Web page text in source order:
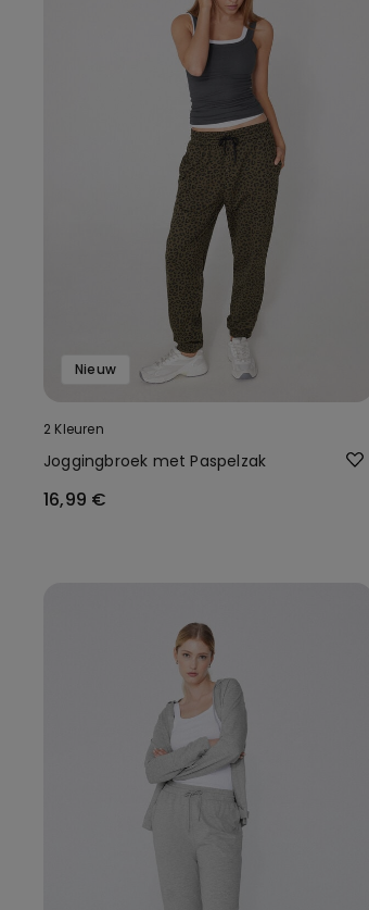
Nieuw
2 Kleuren
Joggingbroek met Paspelzak
16,99 €